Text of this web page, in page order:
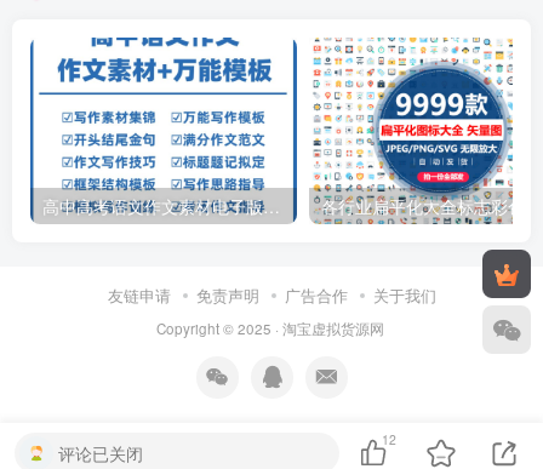
高中高考语文作文素材电子版满分作文写作通用模板及范文句子
友链申请 免责声明 广告合作 关于我们
Copyright © 2025 · 淘宝虚拟货源网
评论已关闭
12